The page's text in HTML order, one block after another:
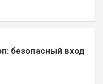
безопасный вход